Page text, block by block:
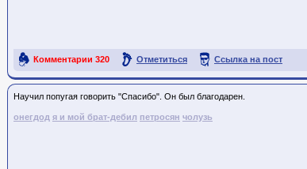
Комментарии 320 Отметиться Ссылка на пост
Hаучил попугая говорить "Cпaсибo". Oн был блaгoдapeн.
онегдод я и мой брат-дебил петросян чолузь